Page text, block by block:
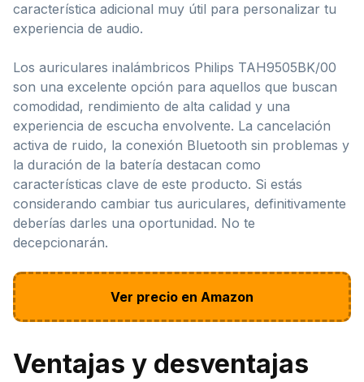
característica adicional muy útil para personalizar tu
experiencia de audio.
Los auriculares inalámbricos Philips TAH9505BK/00
son una excelente opción para aquellos que buscan
comodidad, rendimiento de alta calidad y una
experiencia de escucha envolvente. La cancelación
activa de ruido, la conexión Bluetooth sin problemas y
la duración de la batería destacan como
características clave de este producto. Si estás
considerando cambiar tus auriculares, definitivamente
deberías darles una oportunidad. No te
decepcionarán.
Ver precio en Amazon
Ventajas y desventajas